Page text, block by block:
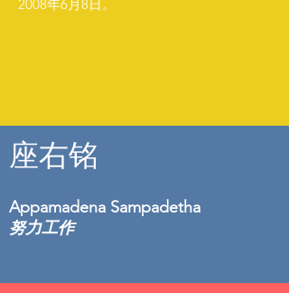
2008年6月8日。
座右铭
Appamadena Sampadetha
努力工作